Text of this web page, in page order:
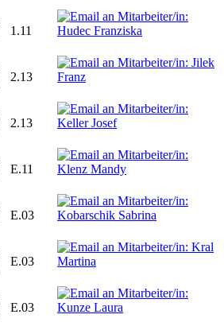
1.11
2.13
2.13
E.11
E.03
E.03
E.03